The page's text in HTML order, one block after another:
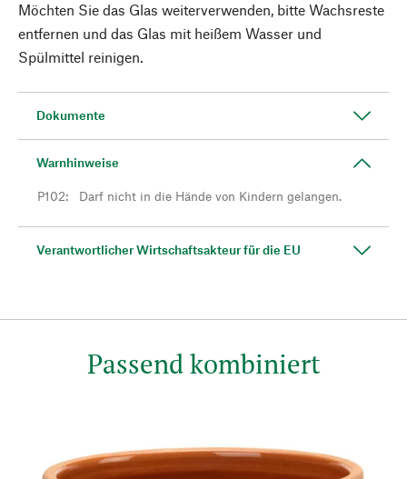
Möchten Sie das Glas weiterverwenden, bitte Wachsreste
entfernen und das Glas mit heißem Wasser und
Spülmittel reinigen.
Dokumente
Warnhinweise
P102: Darf nicht in die Hände von Kindern gelangen.
Verantwortlicher Wirtschaftsakteur für die EU
Passend kombiniert